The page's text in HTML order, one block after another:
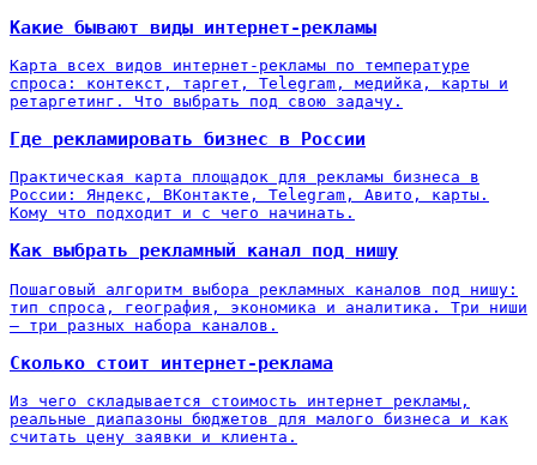
Какие бывают виды интернет-рекламы
Карта всех видов интернет-рекламы по температуре
спроса: контекст, таргет, Telegram, медийка, карты и
ретаргетинг. Что выбрать под свою задачу.
Где рекламировать бизнес в России
Практическая карта площадок для рекламы бизнеса в
России: Яндекс, ВКонтакте, Telegram, Авито, карты.
Кому что подходит и с чего начинать.
Как выбрать рекламный канал под нишу
Пошаговый алгоритм выбора рекламных каналов под нишу:
тип спроса, география, экономика и аналитика. Три ниши
— три разных набора каналов.
Сколько стоит интернет-реклама
Из чего складывается стоимость интернет рекламы,
реальные диапазоны бюджетов для малого бизнеса и как
считать цену заявки и клиента.